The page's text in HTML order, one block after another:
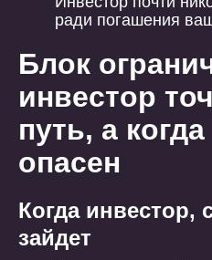
ради погашения
Блок
инвестор
путь, а
опасен
Когда инвестор,
зайдет